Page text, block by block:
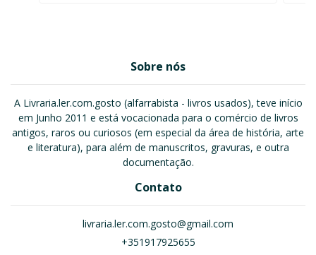
Sobre nós
A Livraria.ler.com.gosto (alfarrabista - livros usados), teve início
em Junho 2011 e está vocacionada para o comércio de livros
antigos, raros ou curiosos (em especial da área de história, arte
e literatura), para além de manuscritos, gravuras, e outra
documentação.
Contato
livraria.ler.com.gosto@gmail.com
+351917925655